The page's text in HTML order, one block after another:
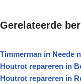
Gerelateerde
Timmerman in Neede
Houtrot repareren in
Houtrot repareren in